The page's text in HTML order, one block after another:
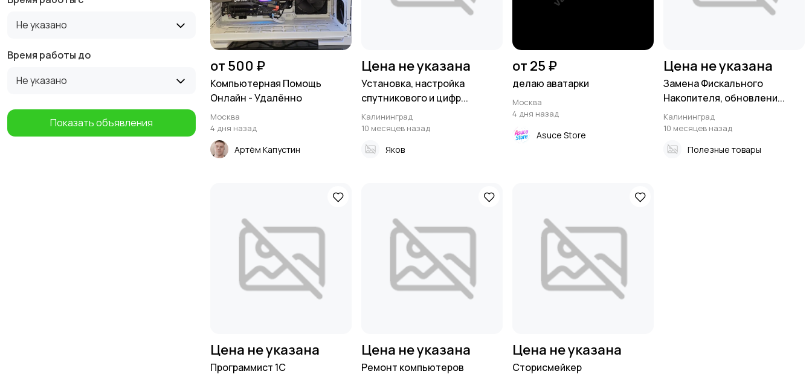
Не указано
Время работы до
Не указано
Показать объявления
от 500 ₽
Компьютерная Помощь
Онлайн - Удалённо
Москва
4 дня назад
Артём Капустин
Цена не указана
Установка, настройка
спутникового и цифр...
Калининград
10 месяцев назад
Яков
от 25 ₽
делаю аватарки
Москва
4 дня назад
Asuce Store
Цена не указана
Замена Фискального
Накопителя, обновлени...
Калининград
10 месяцев назад
Полезные товары
Цена не указана
Программист 1С
Цена не указана
Ремонт компьютеров
Цена не указана
Сторисмейкер